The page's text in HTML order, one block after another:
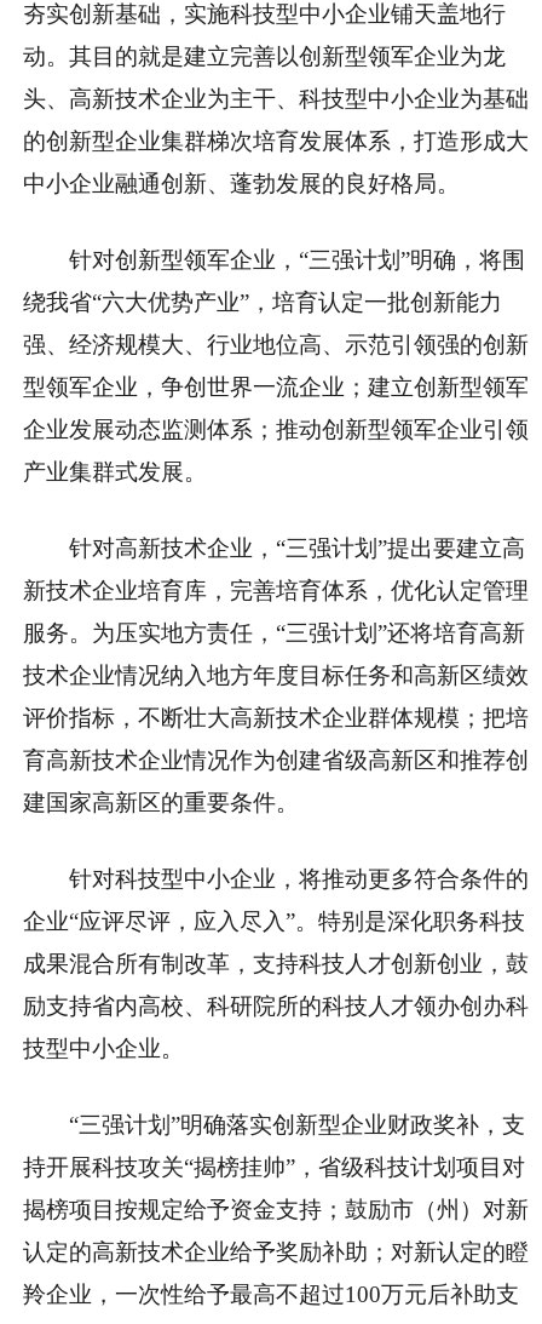
夯实创新基础，实施科技型中小企业铺天盖地行
动。其目的就是建立完善以创新型领军企业为龙
头、高新技术企业为主干、科技型中小企业为基础
的创新型企业集群梯次培育发展体系，打造形成大
中小企业融通创新、蓬勃发展的良好格局。
针对创新型领军企业，“三强计划”明确，将围
绕我省“六大优势产业”，培育认定一批创新能力
强、经济规模大、行业地位高、示范引领强的创新
型领军企业，争创世界一流企业；建立创新型领军
企业发展动态监测体系；推动创新型领军企业引领
产业集群式发展。
针对高新技术企业，“三强计划”提出要建立高
新技术企业培育库，完善培育体系，优化认定管理
服务。为压实地方责任，“三强计划”还将培育高新
技术企业情况纳入地方年度目标任务和高新区绩效
评价指标，不断壮大高新技术企业群体规模；把培
育高新技术企业情况作为创建省级高新区和推荐创
建国家高新区的重要条件。
针对科技型中小企业，将推动更多符合条件的
企业“应评尽评，应入尽入”。特别是深化职务科技
成果混合所有制改革，支持科技人才创新创业，鼓
励支持省内高校、科研院所的科技人才领办创办科
技型中小企业。
“三强计划”明确落实创新型企业财政奖补，支
持开展科技攻关“揭榜挂帅”，省级科技计划项目对
揭榜项目按规定给予资金支持；鼓励市（州）对新
认定的高新技术企业给予奖励补助；对新认定的瞪
羚企业，一次性给予最高不超过100万元后补助支